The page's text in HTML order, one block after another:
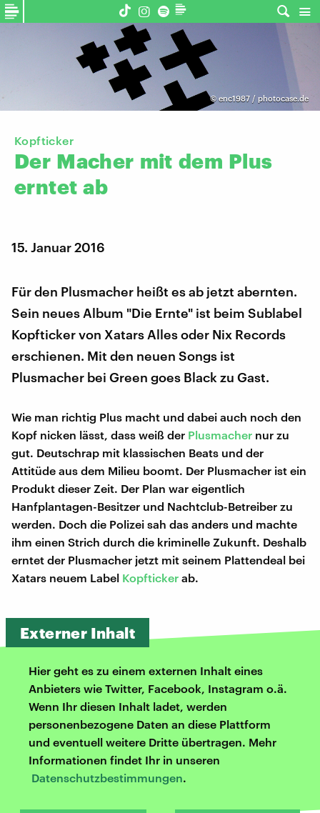
© enc1987 / photocase.de
Kopfticker
Der Macher mit dem Plus
erntet ab
15. Januar 2016
Für den Plusmacher heißt es ab jetzt abernten.
Sein neues Album "Die Ernte" ist beim Sublabel
Kopfticker von Xatars Alles oder Nix Records
erschienen. Mit den neuen Songs ist
Plusmacher bei Green goes Black zu Gast.
Wie man richtig Plus macht und dabei auch noch den
Kopf nicken lässt, dass weiß der Plusmacher nur zu
gut. Deutschrap mit klassischen Beats und der
Attitüde aus dem Milieu boomt. Der Plusmacher ist ein
Produkt dieser Zeit. Der Plan war eigentlich
Hanfplantagen-Besitzer und Nachtclub-Betreiber zu
werden. Doch die Polizei sah das anders und machte
ihm einen Strich durch die kriminelle Zukunft. Deshalb
erntet der Plusmacher jetzt mit seinem Plattendeal bei
Xatars neuem Label Kopfticker ab.
Externer Inhalt
Hier geht es zu einem externen Inhalt eines
Anbieters wie Twitter, Facebook, Instagram o.ä.
Wenn Ihr diesen Inhalt ladet, werden
personenbezogene Daten an diese Plattform
und eventuell weitere Dritte übertragen. Mehr
Informationen findet Ihr in unseren
Datenschutzbestimmungen.